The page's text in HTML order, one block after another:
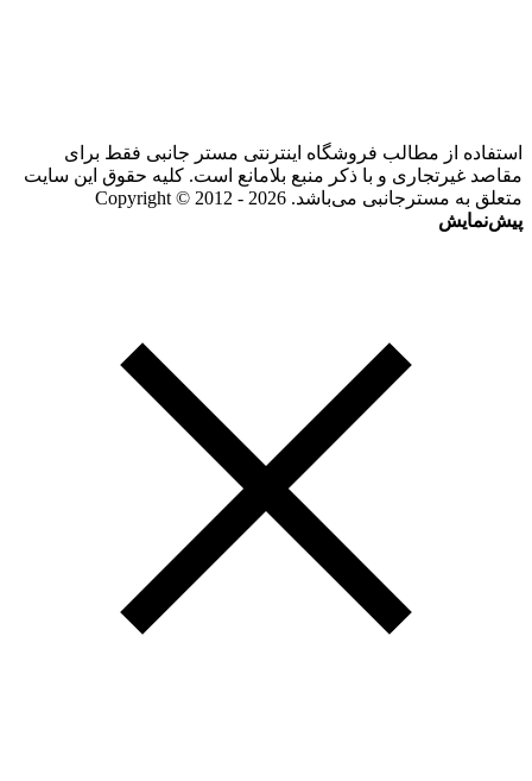
استفاده از مطالب فروشگاه اینترنتی مستر جانبی فقط برای
مقاصد غیرتجاری و با ذکر منبع بلامانع است. کلیه حقوق این سایت
متعلق به مسترجانبی می‌باشد. Copyright © 2012 - 2026
پیش‌نمایش